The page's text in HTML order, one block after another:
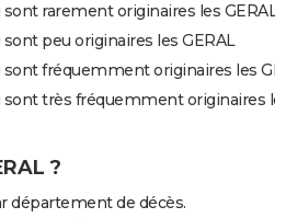
rarement originaires les GERAL
peu originaires les GERAL
fréquemment originaires les
très fréquemment originaires
?
département de décès.